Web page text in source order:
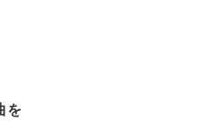
を